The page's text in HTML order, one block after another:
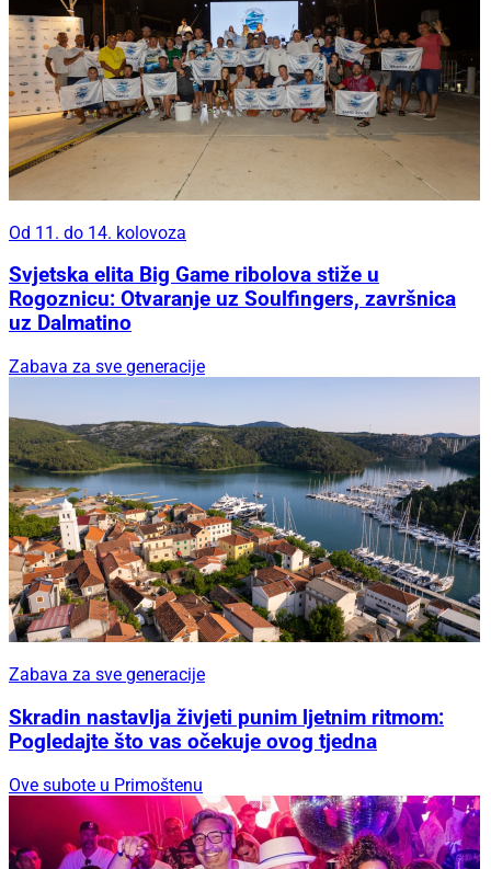
Od 11. do 14. kolovoza
Svjetska elita Big Game ribolova stiže u
Rogoznicu: Otvaranje uz Soulfingers, završnica
uz Dalmatino
Zabava za sve generacije
Zabava za sve generacije
Skradin nastavlja živjeti punim ljetnim ritmom:
Pogledajte što vas očekuje ovog tjedna
Ove subote u Primoštenu